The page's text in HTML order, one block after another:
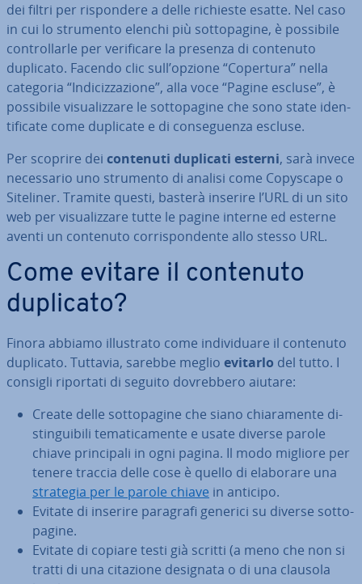
dei filtri per ri­spon­de­re a delle richieste esatte. Nel caso
in cui lo strumento elenchi più sot­to­pa­gi­ne, è possibile
con­trol­lar­le per ve­ri­fi­ca­re la presenza di contenuto
duplicato. Facendo clic sull’opzione “Copertura” nella
categoria “In­di­ciz­za­zio­ne”, alla voce “Pagine escluse”, è
possibile vi­sua­liz­za­re le sot­to­pa­gi­ne che sono state iden­
ti­fi­ca­te come duplicate e di con­se­guen­za escluse.
Per scoprire dei contenuti duplicati esterni, sarà invece
ne­ces­sa­rio uno strumento di analisi come Copyscape o
Siteliner. Tramite questi, basterà inserire l’URL di un sito
web per vi­sua­liz­za­re tutte le pagine interne ed esterne
aventi un contenuto cor­ri­spon­den­te allo stesso URL.
Come evitare il contenuto
duplicato?
Finora abbiamo il­lu­stra­to come in­di­vi­dua­re il contenuto
duplicato. Tuttavia, sarebbe meglio evitarlo del tutto. I
consigli riportati di seguito do­vreb­be­ro aiutare:
Create delle sot­to­pa­gi­ne che siano chia­ra­men­te di­
stin­gui­bi­li te­ma­ti­ca­men­te e usate diverse parole
chiave prin­ci­pa­li in ogni pagina. Il modo migliore per
tenere traccia delle cose è quello di elaborare una
strategia per le parole chiave in anticipo.
Evitate di inserire paragrafi generici su diverse sot­to­
pa­gi­ne.
Evitate di copiare testi già scritti (a meno che non si
tratti di una citazione designata o di una clausola